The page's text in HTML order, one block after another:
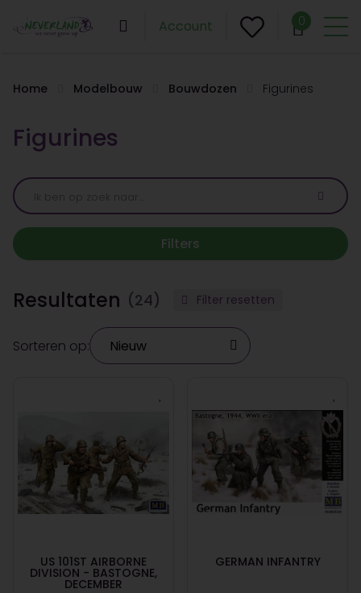
Account 0
Home Modelbouw Bouwdozen Figurines
Figurines
Filters
Resultaten (24) Filter resetten
Sorteren op:
US 101ST AIRBORNE
DIVISION - BASTOGNE,
DECEMBER
GERMAN INFANTRY